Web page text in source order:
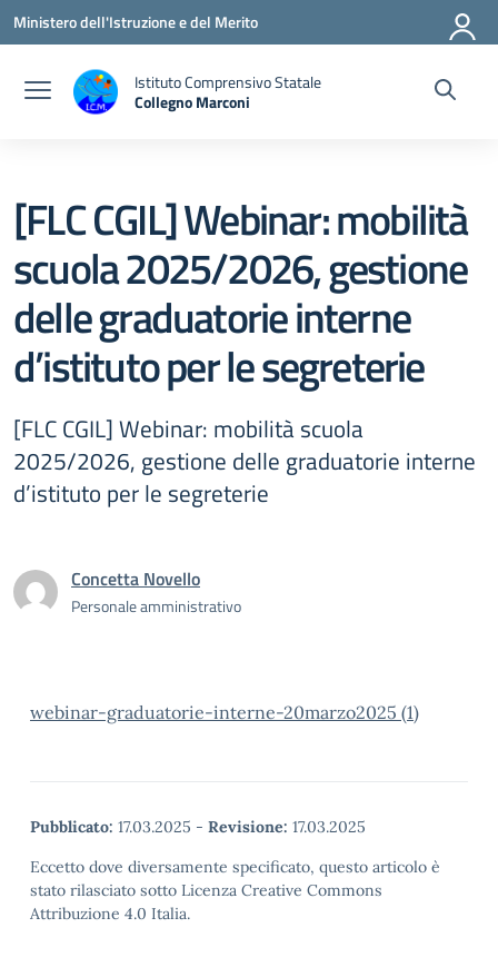
Vai ai contenuti
Vai al menu di navigazione
Vai al footer
Ministero dell'Istruzione e del Merito
Istituto Comprensivo Statale
Collegno Marconi
[FLC CGIL] Webinar: mobilità
scuola 2025/2026, gestione
delle graduatorie interne
d’istituto per le segreterie
[FLC CGIL] Webinar: mobilità scuola
2025/2026, gestione delle graduatorie interne
d’istituto per le segreterie
Concetta Novello
Personale amministrativo
webinar-graduatorie-interne-20marzo2025 (1)
Pubblicato: 17.03.2025 - Revisione: 17.03.2025
Eccetto dove diversamente specificato, questo articolo è
stato rilasciato sotto Licenza Creative Commons
Attribuzione 4.0 Italia.